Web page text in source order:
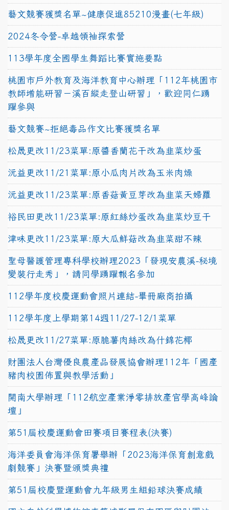
藝文競賽獲獎名單~健康促進85210漫畫(七年級)
2024冬令營-卓越領袖探索營
113學年度全國學生舞蹈比賽實施要點
桃園市戶外教育及海洋教育中心辦理「112年桃園市
教師增能研習－溪百縱走登山研習」，歡迎同仁踴
躍參與
藝文競賽~拒絕毒品作文比賽獲獎名單
松晟更改11/23菜單:原醬香蘭花干改為韭菜炒蛋
沅益更改11/21菜單:原小瓜肉片改為玉米肉燥
沅益更改11/23菜單:原香菇黃豆芽改為韭菜天婦羅
裕民田更改11/23菜單:原紅絲炒蛋改為韭菜炒豆干
津味更改11/23菜單:原大瓜鮮菇改為韭菜甜不辣
聖母醫護管理專科學校辦理2023「發現安農溪-秘境
變裝行走秀」，請同學踴躍報名參加
112學年度校慶運動會照片連結-畢冊廠商拍攝
112學年度上學期第14週11/27-12/1菜單
松晟更改11/27菜單:原脆薯肉絲改為什錦花椰
財團法人台灣優良農產品發展協會辦理112年「國產
豬肉校園佈置與教學活動」
開南大學辦理「112航空產業淨零排放產官學高峰論
壇」
第51屆校慶運動會田賽項目賽程表(決賽)
海洋委員會海洋保育署舉辦「2023海洋保育創意戲
劇競賽」決賽暨頒獎典禮
第51屆校慶暨運動會九年級男生組鉛球決賽成績